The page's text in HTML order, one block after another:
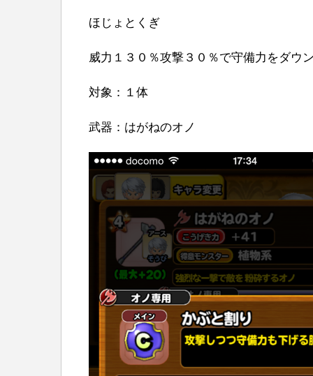
ほじょとくぎ
威力１３０％攻撃３０％で守備力をダウ
対象：１体
武器：はがねのオノ